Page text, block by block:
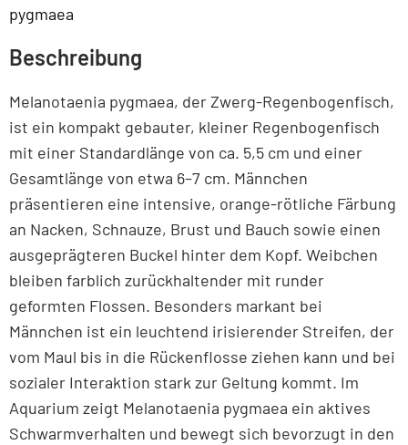
pygmaea
Beschreibung
Melanotaenia pygmaea, der Zwerg-Regenbogenfisch,
ist ein kompakt gebauter, kleiner Regenbogenfisch
mit einer Standardlänge von ca. 5,5 cm und einer
Gesamtlänge von etwa 6–7 cm. Männchen
präsentieren eine intensive, orange-rötliche Färbung
an Nacken, Schnauze, Brust und Bauch sowie einen
ausgeprägteren Buckel hinter dem Kopf. Weibchen
bleiben farblich zurückhaltender mit runder
geformten Flossen. Besonders markant bei
Männchen ist ein leuchtend irisierender Streifen, der
vom Maul bis in die Rückenflosse ziehen kann und bei
sozialer Interaktion stark zur Geltung kommt. Im
Aquarium zeigt Melanotaenia pygmaea ein aktives
Schwarmverhalten und bewegt sich bevorzugt in den